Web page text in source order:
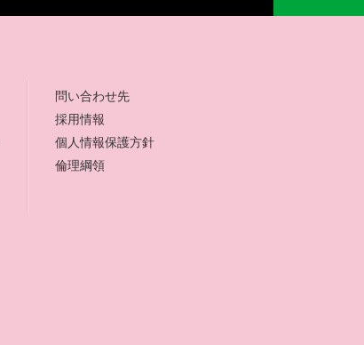
問い合わせ先
採用情報
個人情報保護方針
倫理綱領